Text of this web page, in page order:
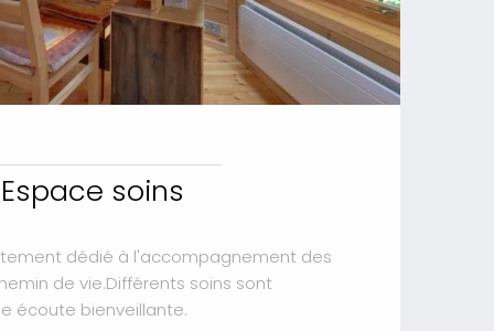
Espace soins
dédié à l'accompagnement des
de vie.Différents soins sont
écoute bienveillante.